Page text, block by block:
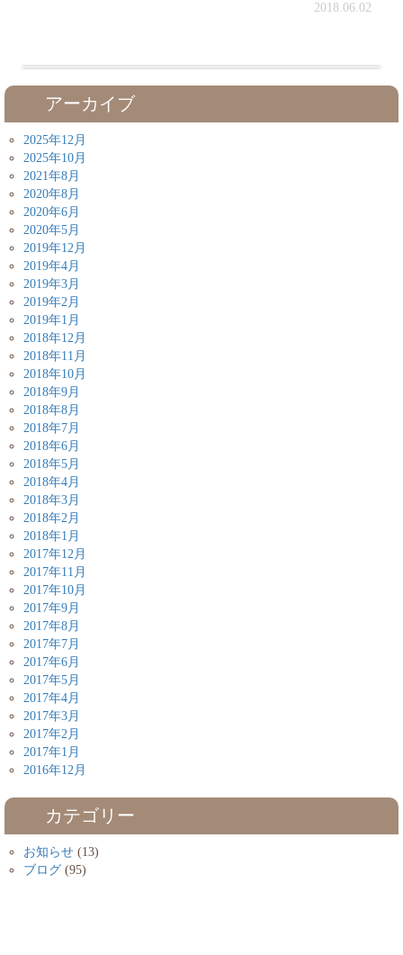
2018.06.02
アーカイブ
2025年12月
2025年10月
2021年8月
2020年8月
2020年6月
2020年5月
2019年12月
2019年4月
2019年3月
2019年2月
2019年1月
2018年12月
2018年11月
2018年10月
2018年9月
2018年8月
2018年7月
2018年6月
2018年5月
2018年4月
2018年3月
2018年2月
2018年1月
2017年12月
2017年11月
2017年10月
2017年9月
2017年8月
2017年7月
2017年6月
2017年5月
2017年4月
2017年3月
2017年2月
2017年1月
2016年12月
カテゴリー
お知らせ (13)
ブログ (95)